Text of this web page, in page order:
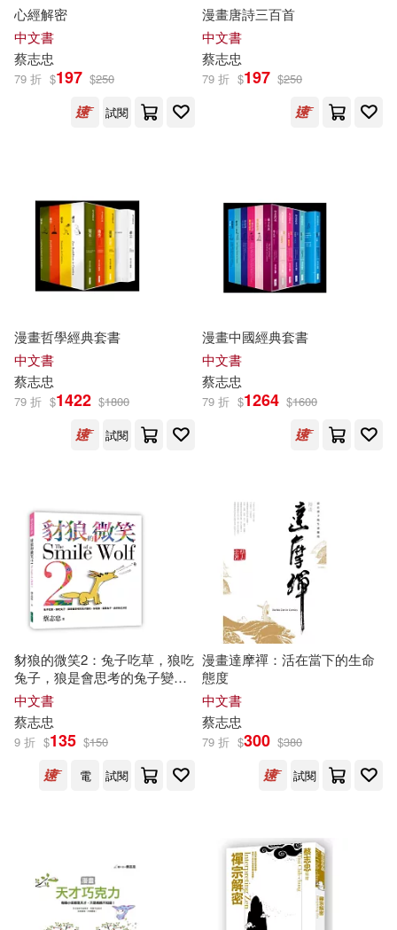
心經解密
中文書
蔡志忠
79 折 $197 $250
試閱
漫畫唐詩三百首
中文書
蔡志忠
79 折 $197 $250
漫畫哲學經典套書
中文書
蔡志忠
79 折 $1422 $1800
試閱
漫畫中國經典套書
中文書
蔡志忠
79 折 $1264 $1600
豺狼的微笑2：兔子吃草，狼吃
兔子，狼是會思考的兔子變
的。你是狼，還是兔子，由你
自己決定
中文書
蔡志忠
9 折 $135 $150
電
試閱
漫畫達摩禪：活在當下的生命
態度
中文書
蔡志忠
79 折 $300 $380
試閱